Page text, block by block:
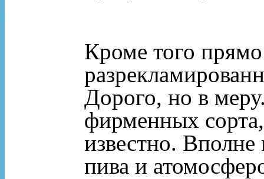
Кроме того
Дорого, но в
фирменных
известно.
пива и